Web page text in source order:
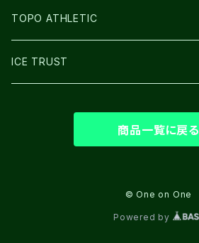
GLOVE
TOPO ATHLETIC
SHOES
ICE TRUST
商品一覧に戻る
© One on One
Powered by